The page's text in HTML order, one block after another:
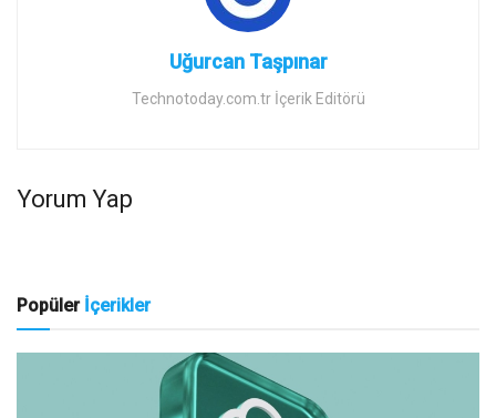
Uğurcan Taşpınar
Technotoday.com.tr İçerik Editörü
Yorum Yap
Popüler İçerikler